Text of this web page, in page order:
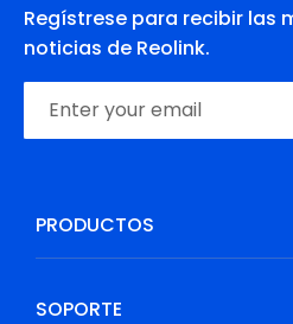
Regístrese para recibir las
noticias de Reolink.
PRODUCTOS
SOPORTE